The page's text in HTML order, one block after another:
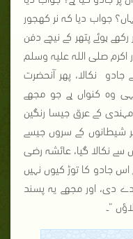
جواب دیا کہ نر کھجور
ہوئے پتھر کے نیچے دفن
اکرم صلی اللہ علیہ وسلم
جادو نکالا، پھر آنحضرت
وہ کنواں ہے جو مجھے
کے عرق جیسا رنگین
شیطانوں کے سروں جیسے
سے نکالا گیا، عائشہ رضی
اس جادو کا توڑ کیوں نہیں
دے دی، اور مجھے یہ پسند
”۔